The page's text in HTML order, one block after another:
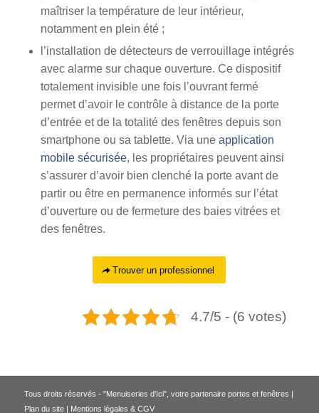
maîtriser la température de leur intérieur,
notamment en plein été ;
l’installation de détecteurs de verrouillage intégrés
avec alarme sur chaque ouverture. Ce dispositif
totalement invisible une fois l’ouvrant fermé
permet d’avoir le contrôle à distance de la porte
d’entrée et de la totalité des fenêtres depuis son
smartphone ou sa tablette. Via uneapplication
mobile sécurisée, les propriétaires peuvent ainsi
s’assurer d’avoir bien clenché la porte avant de
partir ou être en permanence informés sur l’état
d’ouverture ou de fermeture des baies vitrées et
des fenêtres.
Trouver un professionnel
4.7/5 - (6 votes)
Tous droits réservés - "Menuiseries d'Ici", votre partenaire portes et fenêtres |
Plan du site| Mentions légales & CGV